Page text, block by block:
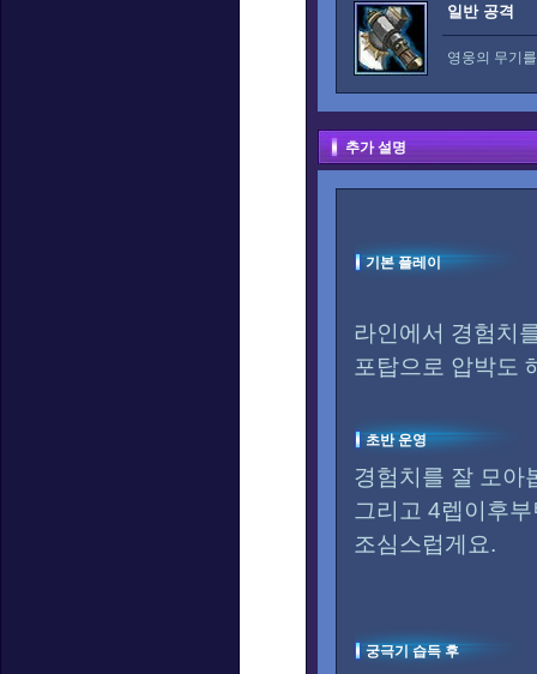
일반 공격
영웅의 무기
추가 설명
기본 플레이
라인에서 경험치
포탑으로 압박도
초반 운영
경험치를 잘 모아
그리고 4렙이후
조심스럽게요.
궁극기 습득 후